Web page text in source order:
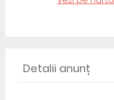
Detalii anunț